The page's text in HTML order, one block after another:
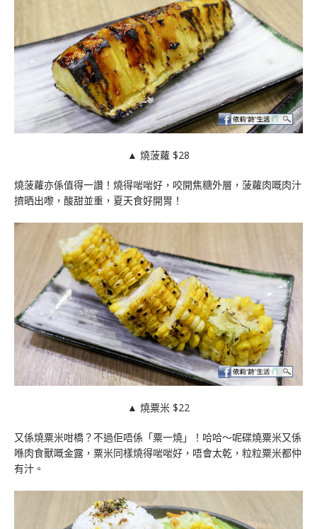
▲ 燒菠蘿 $28
燒菠蘿亦係值得一讚！燒得啱啱好，咬開焦糖外層，菠蘿肉嘅肉汁
擠晒出嚟，酸甜並重，夏天食好開胃！
▲ 燒粟米 $22
又係燒粟米咁橋？不過佢唔係「粟一燒」！哈哈～呢碟燒粟米又係
喺肉食獸嘅金露，粟米同樣燒得啱啱好，唔會太乾，粒粒粟米都仲
有汁。